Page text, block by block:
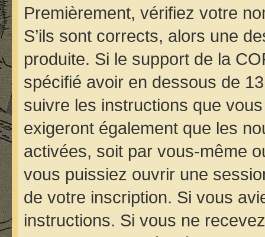
Premièrement, vérifiez votre
S’ils sont corrects, alors une
produite. Si le support de la
spécifié avoir en dessous de
suivre les instructions que
exigeront également que les
activées, soit par vous-même
vous puissiez ouvrir une
de votre inscription. Si vous
instructions. Si vous ne